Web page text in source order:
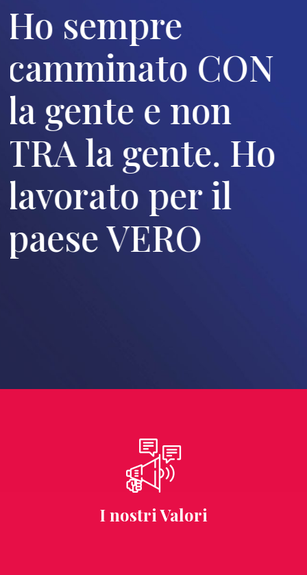
Ho sempre
camminato CON
la gente e non
TRA la gente. Ho
lavorato per il
paese VERO
I nostri Valori